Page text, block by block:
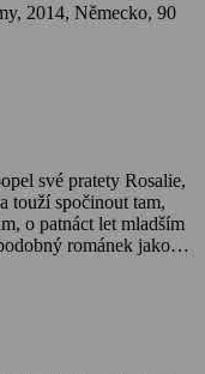
2014, Německo, 90
své pratety Rosalie,
touží spočinout tam,
o patnáct let mladším
románek jako